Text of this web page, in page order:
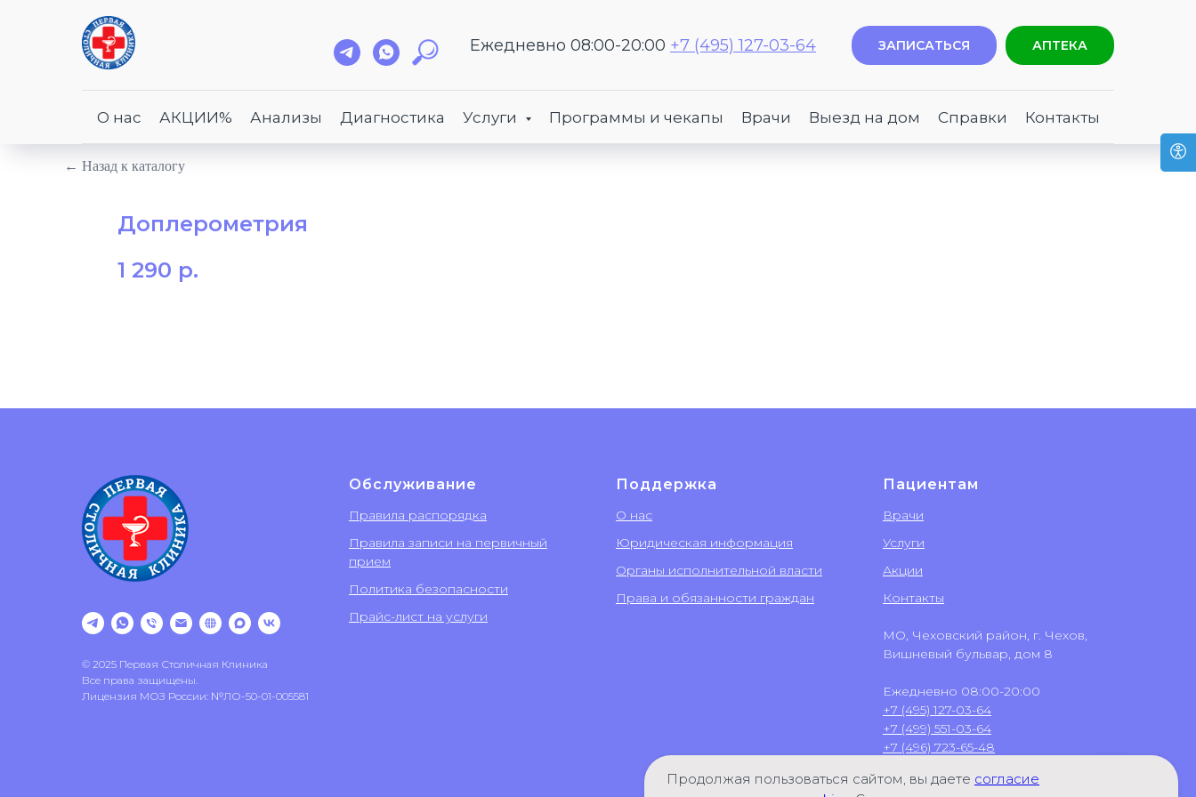
Ежедневно 08:00-20:00 +7 (495) 127-03-64 ЗАПИСАТЬСЯ АПТЕКА
О нас АКЦИИ% Анализы Диагностика Услуги Программы и чекапы Врачи Выезд на дом Справки Контакты
Продолжая пользоваться сайтом, вы даете согласие
← Назад к каталогу
Доплерометрия
1 290 р.
© 2025 Первая Столичная Клиника
Все права защищены.
Лицензия МОЗ России: №ЛО-50-01-005581
Обслуживание
Правила распорядка
Правила записи на первичный
прием
Политика безопасности
Прайс-лист на услуги
Поддержка
О нас
Юридическая информация
Органы исполнительной власти
Права и обязанности граждан
Пациентам
Врачи
Услуги
Акции
Контакты
МО, Чеховский район, г. Чехов,
Вишневый бульвар, дом 8
Ежедневно 08:00-20:00
+7 (495) 127-03-64
+7 (499) 551-03-64
+7 (496) 723-65-48